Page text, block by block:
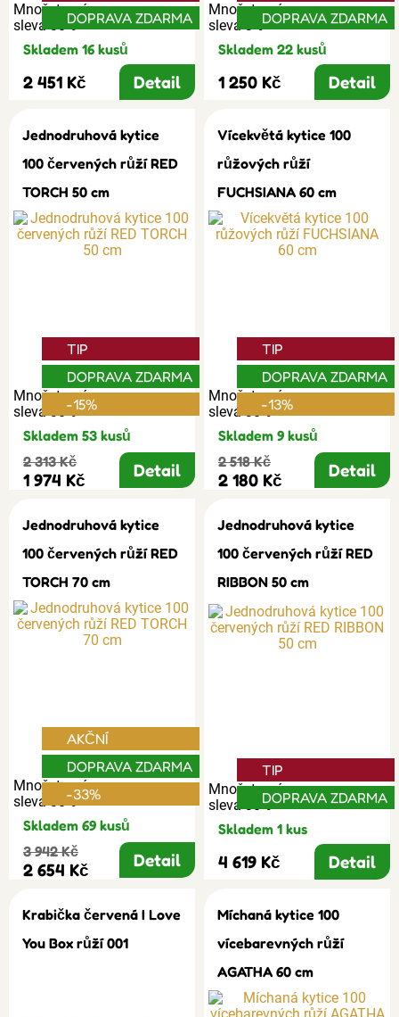
Množstevní
sleva 30%DOPRAVA ZDARMA
Skladem 16 kusů
2 451 Kč Detail
Množstevní
sleva 3%DOPRAVA ZDARMA
Skladem 22 kusů
1 250 Kč Detail
Jednodruhová kytice
100 červených růží RED
TORCH 50 cm
Množstevní
sleva 30%
TIP
DOPRAVA ZDARMA
-15%
Skladem 53 kusů
2 313 Kč
1 974 Kč Detail
Vícekvětá kytice 100
růžových růží
FUCHSIANA 60 cm
Množstevní
sleva 30%
TIP
DOPRAVA ZDARMA
-13%
Skladem 9 kusů
2 518 Kč
2 180 Kč Detail
Jednodruhová kytice
100 červených růží RED
TORCH 70 cm
Množstevní
sleva 30%
AKČNÍ
DOPRAVA ZDARMA
-33%
Skladem 69 kusů
3 942 Kč
2 654 Kč Detail
Jednodruhová kytice
100 červených růží RED
RIBBON 50 cm
Množstevní
sleva 30%
TIP
DOPRAVA ZDARMA
Skladem 1 kus
4 619 Kč Detail
Krabička červená I Love
You Box růží 001
Míchaná kytice 100
vícebarevných růží
AGATHA 60 cm